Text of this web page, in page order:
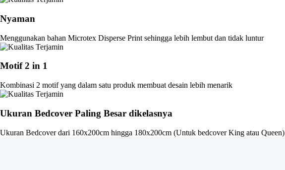
Nyaman
Menggunakan bahan Microtex Disperse Print sehingga lebih lembut dan tidak luntur
Motif 2 in 1
Kombinasi 2 motif yang dalam satu produk membuat desain lebih menarik
Ukuran Bedcover Paling Besar dikelasnya
Ukuran Bedcover dari 160x200cm hingga 180x200cm (Untuk bedcover King atau Queen)